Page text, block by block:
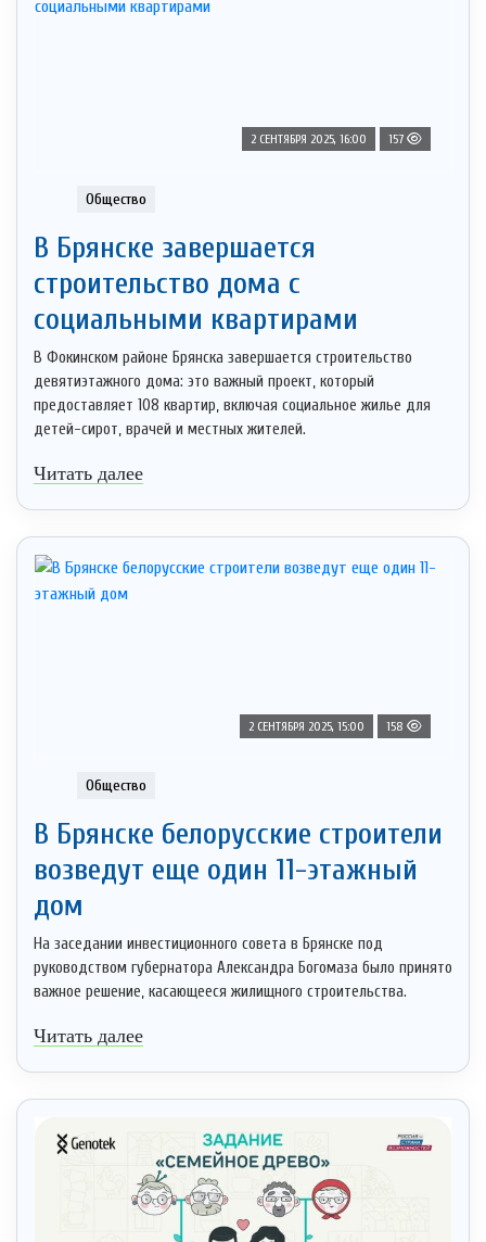
2 СЕНТЯБРЯ 2025, 16:00 157
Общество
В Брянске завершается
строительство дома с
социальными квартирами
В Фокинском районе Брянска завершается строительство
девятиэтажного дома: это важный проект, который
предоставляет 108 квартир, включая социальное жилье для
детей-сирот, врачей и местных жителей.
Читать далее
2 СЕНТЯБРЯ 2025, 15:00 158
Общество
В Брянске белорусские строители
возведут еще один 11-этажный
дом
На заседании инвестиционного совета в Брянске под
руководством губернатора Александра Богомаза было принято
важное решение, касающееся жилищного строительства.
Читать далее